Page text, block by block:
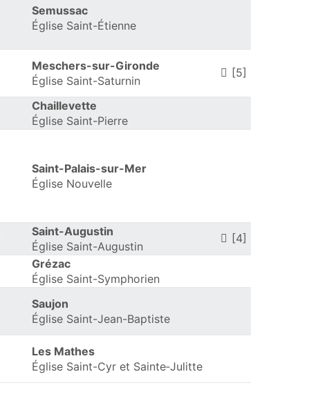
Semussac
Église Saint-Étienne
Meschers-sur-Gironde
Église Saint-Saturnin
[5]
Chaillevette
Église Saint-Pierre
Saint-Palais-sur-Mer
Église Nouvelle
Saint-Augustin
Église Saint-Augustin
[4]
Grézac
Église Saint-Symphorien
Saujon
Église Saint-Jean-Baptiste
Les Mathes
Église Saint-Cyr et Sainte‑Julitte